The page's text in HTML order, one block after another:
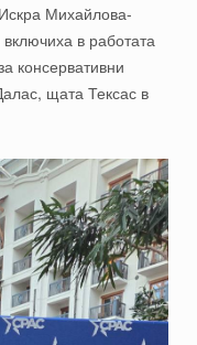
Михайлова-
в работата
консервативни
щата Тексас в